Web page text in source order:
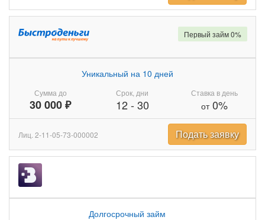
Сумма до
30 000 ₽
Уникальный на 10 дней
Срок, дни
12- 30
Ставка в день
от0%
Первый займ 0%
Лиц. 2-11-05-73-000002 Подать заявку
Долгосрочный займ